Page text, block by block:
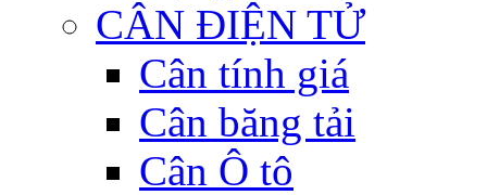
CÂN ĐIỆN TỬ
Cân tính giá
Cân băng tải
Cân Ô tô